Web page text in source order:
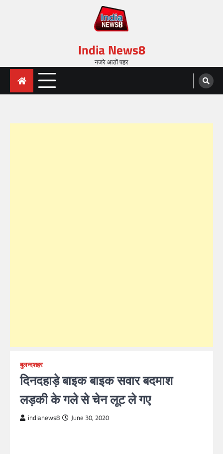
India News8
नजरे आठों पहर
बुलन्दशहर
दिनदहाड़े बाइक बाइक सवार बदमाश
लड़की के गले से चेन लूट ले गए
indianews8 June 30, 2020